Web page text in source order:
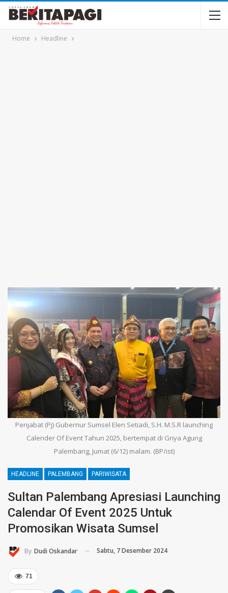
Home Headline
Penjabat (Pj) Gubernur Sumsel Elen Setiadi, S.H. M.S.R launching
Calender Of Event Tahun 2025, bertempat di Griya Agung
Palembang, Jumat (6/12) malam. (BP/ist)
HEADLINE PALEMBANG PARIWISATA
Sultan Palembang Apresiasi Launching
Calendar Of Event 2025 Untuk
Promosikan Wisata Sumsel
By Dudi Oskandar Sabtu, 7 Desember 2024
71